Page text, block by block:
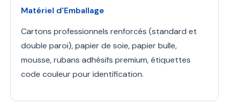
Matériel d'Emballage
Cartons professionnels renforcés (standard et
double paroi), papier de soie, papier bulle,
mousse, rubans adhésifs premium, étiquettes
code couleur pour identification.